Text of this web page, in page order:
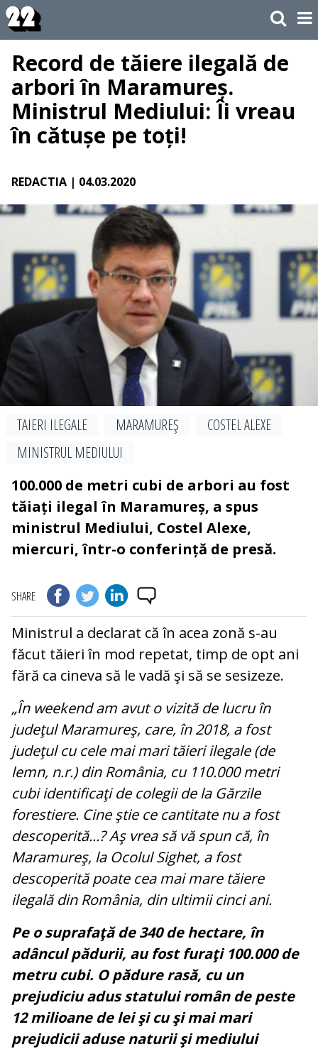
Record de tăiere ilegală de
arbori în Maramureș.
Ministrul Mediului: Îi vreau
în cătușe pe toți!
REDACTIA | 04.03.2020
TAIERI ILEGALE MARAMUREŞ
COSTEL ALEXE
MINISTRUL MEDIULUI
100.000 de metri cubi de arbori au fost
tăiați ilegal în Maramureș, a spus
ministrul Mediului, Costel Alexe,
miercuri, într-o conferință de presă.
SHARE
Ministrul a declarat că în acea zonă s-au
făcut tăieri în mod repetat, timp de opt ani
fără ca cineva să le vadă şi să se sesizeze.
„În weekend am avut o vizită de lucru în
judeţul Maramureş, care, în 2018, a fost
judeţul cu cele mai mari tăieri ilegale (de
lemn, n.r.) din România, cu 110.000 metri
cubi identificaţi de colegii de la Gărzile
forestiere. Cine ştie ce cantitate nu a fost
descoperită...? Aş vrea să vă spun că, în
Maramureş, la Ocolul Sighet, a fost
descoperită poate cea mai mare tăiere
ilegală din România, din ultimii cinci ani.
Pe o suprafaţă de 340 de hectare, în
adâncul pădurii, au fost furaţi 100.000 de
metru cubi. O pădure rasă, cu un
prejudiciu adus statului român de peste
12 milioane de lei şi cu şi mai mari
prejudicii aduse naturii şi mediului